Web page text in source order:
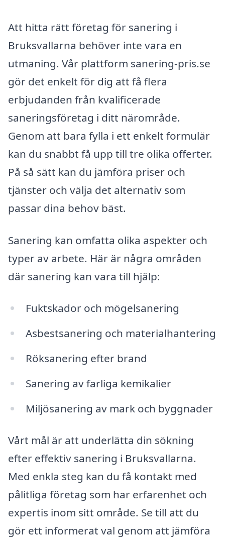
Att hitta rätt företag för sanering i
Bruksvallarna behöver inte vara en
utmaning. Vår plattform sanering-pris.se
gör det enkelt för dig att få flera
erbjudanden från kvalificerade
saneringsföretag i ditt närområde.
Genom att bara fylla i ett enkelt formulär
kan du snabbt få upp till tre olika offerter.
På så sätt kan du jämföra priser och
tjänster och välja det alternativ som
passar dina behov bäst.
Sanering kan omfatta olika aspekter och
typer av arbete. Här är några områden
där sanering kan vara till hjälp:
Fuktskador och mögelsanering
Asbestsanering och materialhantering
Röksanering efter brand
Sanering av farliga kemikalier
Miljösanering av mark och byggnader
Vårt mål är att underlätta din sökning
efter effektiv sanering i Bruksvallarna.
Med enkla steg kan du få kontakt med
pålitliga företag som har erfarenhet och
expertis inom sitt område. Se till att du
gör ett informerat val genom att jämföra